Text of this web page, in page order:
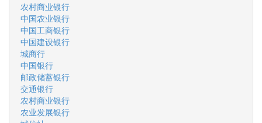
农村商业银行
中国农业银行
中国工商银行
中国建设银行
城商行
中国银行
邮政储蓄银行
交通银行
农村商业银行
农业发展银行